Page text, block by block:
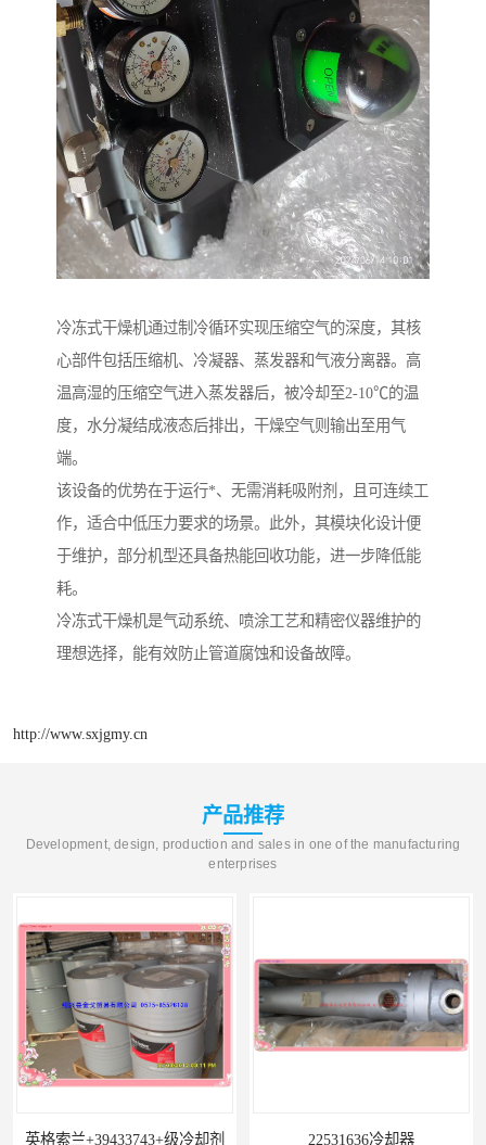
冷冻式干燥机通过制冷循环实现压缩空气的深度，其核
心部件包括压缩机、冷凝器、蒸发器和气液分离器。高
温高湿的压缩空气进入蒸发器后，被冷却至2-10℃的温
度，水分凝结成液态后排出，干燥空气则输出至用气
端。
该设备的优势在于运行*、无需消耗吸附剂，且可连续工
作，适合中低压力要求的场景。此外，其模块化设计便
于维护，部分机型还具备热能回收功能，进一步降低能
耗。
冷冻式干燥机是气动系统、喷涂工艺和精密仪器维护的
理想选择，能有效防止管道腐蚀和设备故障。
http://www.sxjgmy.cn
产品推荐
Development, design, production and sales in one of the manufacturing
enterprises
英格索兰+39433743+级冷却剂 22531636冷却器